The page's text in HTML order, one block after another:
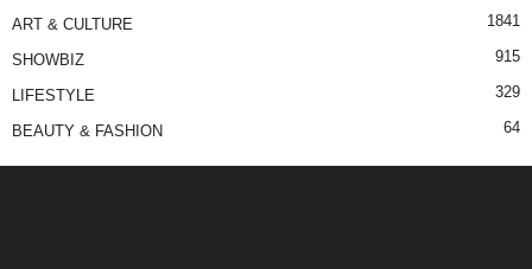
ART & CULTURE 1841
SHOWBIZ 915
LIFESTYLE 329
BEAUTY & FASHION 64